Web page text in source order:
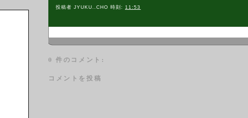
投稿者JYUKU..CHO 時刻: 11:53
0 件のコメント:
コメントを投稿